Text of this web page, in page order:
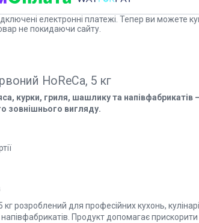
електронні платежі. Тепер ви можете
не покидаючи сайту.
HoReCa, 5 кг
курки, гриля, шашлику та напівфабрикатів
зовнішнього вигляду.
розроблений для професійних кухонь,
Продукт допомагає прискорити